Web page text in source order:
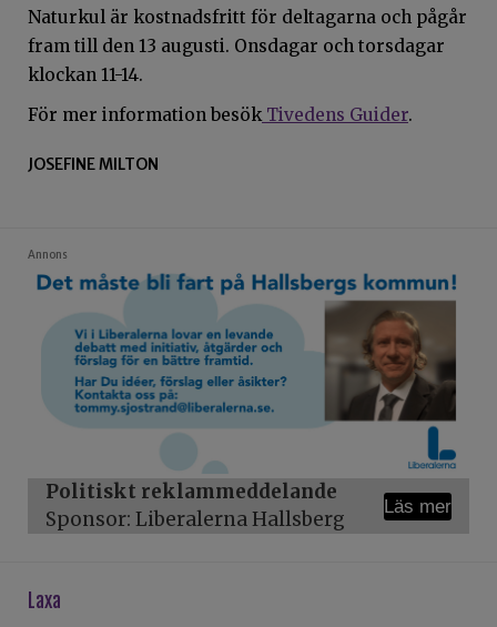
Naturkul är kostnadsfritt för deltagarna och pågår
fram till den 13 augusti. Onsdagar och torsdagar
klockan 11-14.
För mer information besök Tivedens Guider.
JOSEFINE MILTON
Annons
Politiskt reklammeddelande
Sponsor: Liberalerna Hallsberg
Läs mer
laxa